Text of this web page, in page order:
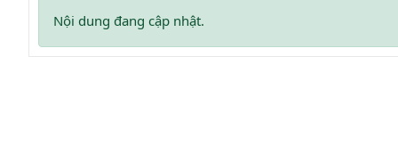
Nội dung đang cập nhật.